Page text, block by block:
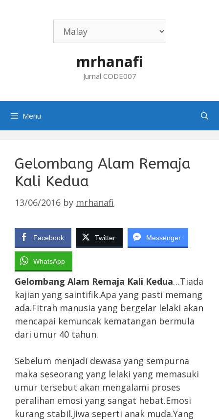
mrhanafi
Jurnal CODE007
Menu
Gelombang Alam Remaja
Kali Kedua
13/06/2016 by mrhanafi
Facebook Twitter Messenger
WhatsApp
Gelombang Alam Remaja Kali Kedua…Tiada
kajian yang saintifik.Apa yang pasti memang
ada.Fitrah manusia yang bergelar lelaki akan
mencapai kemuncak kematangan bermula
dari umur 40 tahun.
Sebelum menjadi dewasa yang sempurna
maka seseorang yang lelaki yang memasuki
umur tersebut akan mengalami proses
peralihan emosi yang sangat hebat.Emosi
kurang stabil.Jiwa seperti anak muda.Yang